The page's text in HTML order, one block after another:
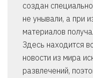
создан
не унывали, а при
материалов
Здесь находится
новости из мира
развлечений,